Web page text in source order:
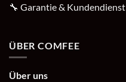
🔧 Garantie & Kundendienst
ÜBER COMFEE
Über uns